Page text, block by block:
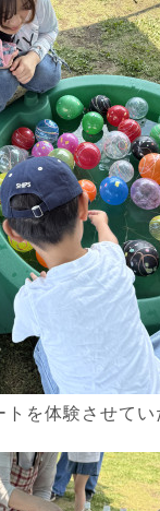
を体験させて